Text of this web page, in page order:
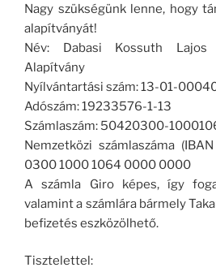
Nagy szükségünk lenne, hogy
alapítványát!
Név: Dabasi Kossuth Lajos
Alapítvány
Nyílvántartási szám: 13-01-
Adószám: 19233576-1-13
Számlaszám: 50420300-
Nemzetközi számlaszáma
0300 1000 1064 0000 0000
A számla Giro képes, így
valamint a számlára bármely
befizetés eszközölhető.
Tisztelettel: